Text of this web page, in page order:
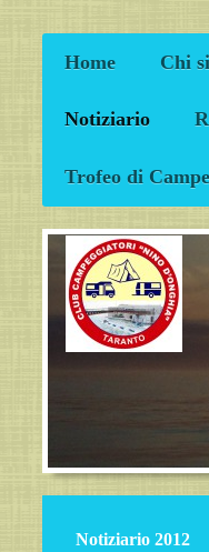
Home Chi
Notiziario
Trofeo di
Notiziario 2012